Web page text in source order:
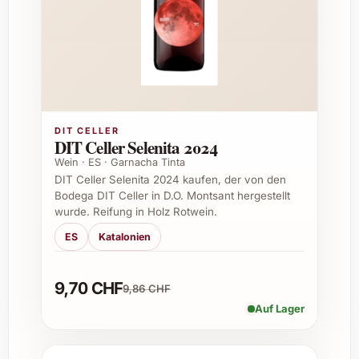
Meeresfrüchten, leichten
Vorspeisen, sommerlichen Salaten und
mediterraner Küche
Serviertemperatur:8-10 °C
Perfekte Gelegenheiten zum Verschenken
QX Quatre Xarel·los 2024 ist ein wunderbares
Geschenk für Menschen, die exklusive Weine
mit Charakter schätzen. Ideal eignet er sich
für:
Geburtstage und Jubiläen
Feierliche Anlässe wie Hochzeiten und
Weihnachten und Silvester
Einladungen zum Abendessen oder
DIT CELLER
DIT Celler Selenita 2024
Wein · ES · Garnacha Tinta
DIT Celler Selenita 2024 kaufen, der von den
Bodega DIT Celler in D.O. Montsant hergestellt
wurde. Reifung in Holz Rotwein.
ES Katalonien
9,70 CHF9,86 CHF
Auf Lager